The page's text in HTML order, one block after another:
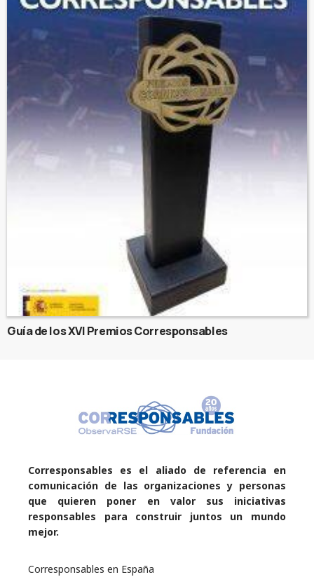
Guía de los XVI Premios Corresponsables
Corresponsables es el aliado de referencia en
comunicación de las organizaciones y personas
que quieren poner en valor sus iniciativas
responsables para construir juntos un mundo
mejor.
Corresponsables en España